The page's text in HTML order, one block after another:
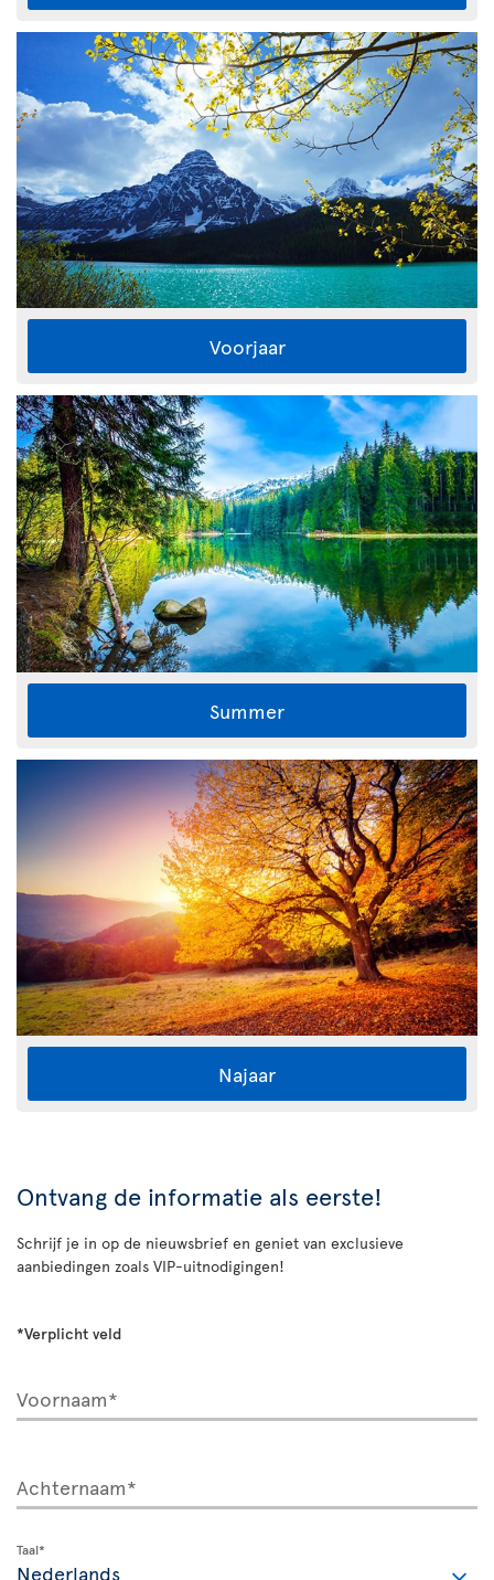
Voorjaar
Summer
Najaar
Ontvang de informatie als eerste!
Schrijf je in op de nieuwsbrief en geniet van exclusieve
aanbiedingen zoals VIP-uitnodigingen!
*Verplicht veld
Voornaam*
Achternaam*
Taal*